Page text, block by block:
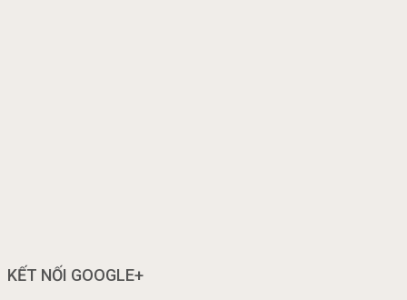
KẾT NỐI GOOGLE+